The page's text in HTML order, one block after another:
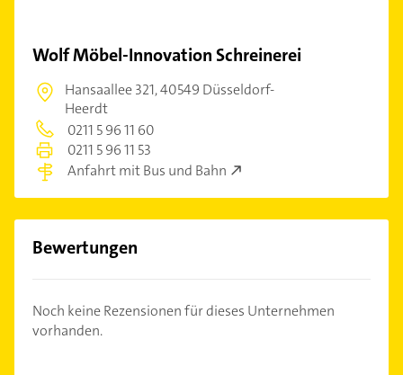
Wolf Möbel-Innovation Schreinerei
Hansaallee 321,40549 Düsseldorf-
Heerdt
0211 5 96 11 60
0211 5 96 11 53
Anfahrt mit Bus und Bahn
Bewertungen
Noch keine Rezensionen für dieses Unternehmen
vorhanden.